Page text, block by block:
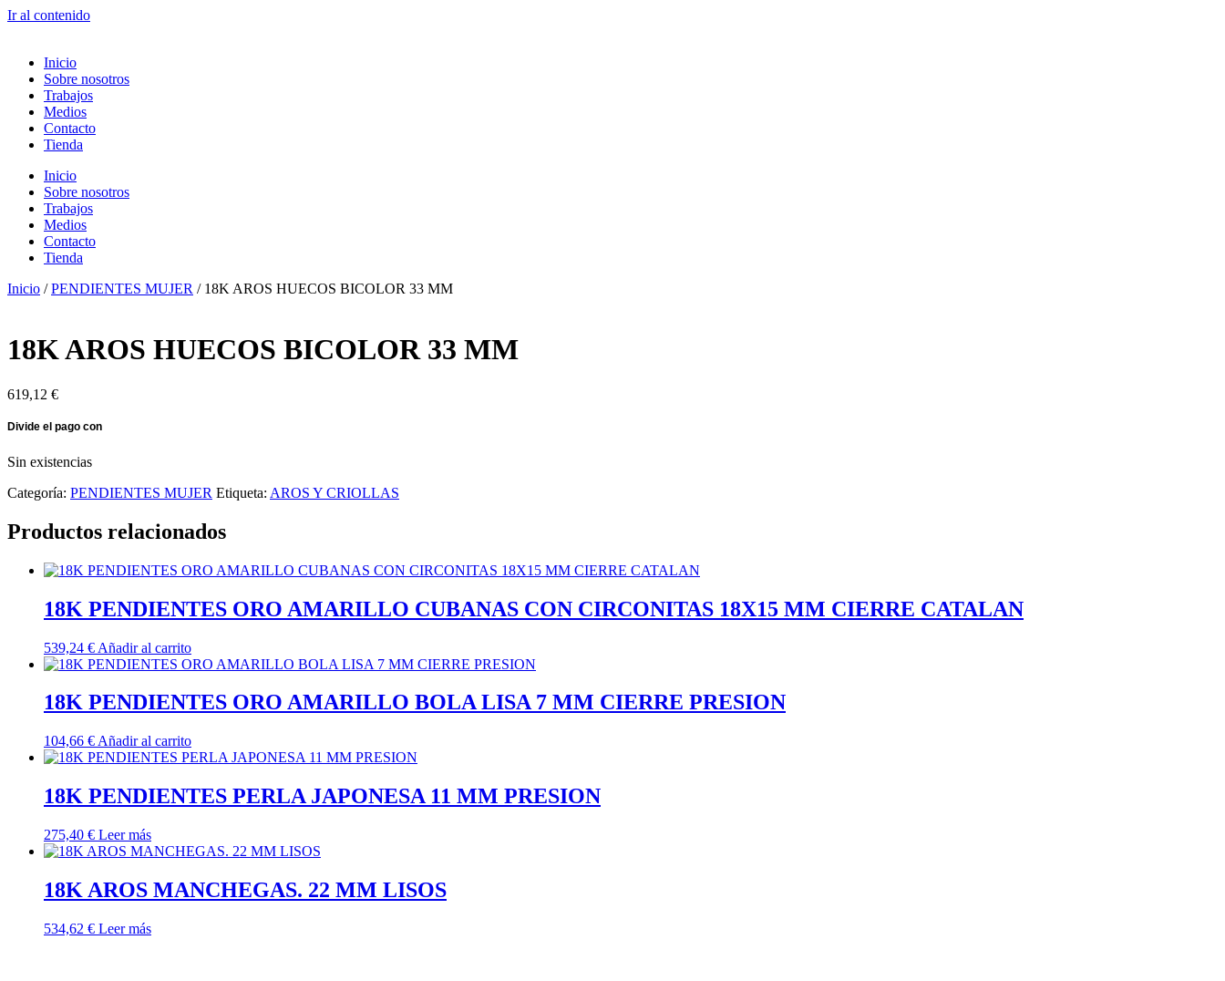
Ir al contenido
Inicio
Sobre nosotros
Trabajos
Medios
Contacto
Tienda
Inicio
Sobre nosotros
Trabajos
Medios
Contacto
Tienda
Inicio /PENDIENTES MUJER / 18K AROS HUECOS BICOLOR 33 MM
18K AROS HUECOS BICOLOR 33 MM
619,12 €
Sin existencias
Categoría: PENDIENTES MUJER Etiqueta: AROS Y CRIOLLAS
Productos relacionados
18K PENDIENTES ORO AMARILLO CUBANAS CON CIRCONITAS 18X15 MM CIERRE CATALAN
539,24 € Añadir al carrito
18K PENDIENTES ORO AMARILLO BOLA LISA 7 MM CIERRE PRESION
104,66 € Añadir al carrito
18K PENDIENTES PERLA JAPONESA 11 MM PRESION
275,40 € Leer más
18K AROS MANCHEGAS. 22 MM LISOS
534,62 € Leer más